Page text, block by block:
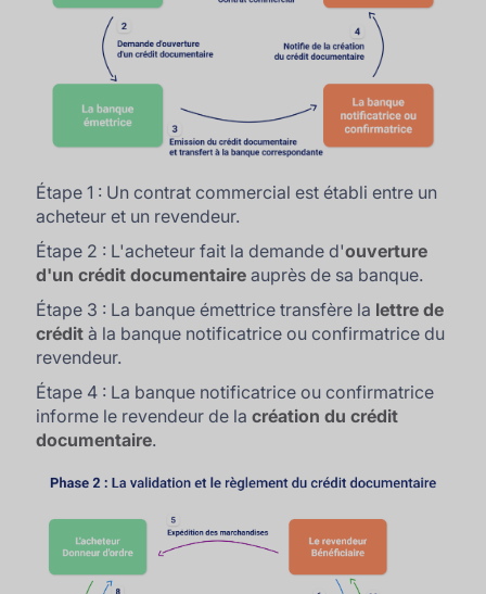
Étape 1 : Un contrat commercial est établi entre un
acheteur et un revendeur.
Étape 2 : L'acheteur fait la demande d'ouverture
d'un crédit documentaire auprès de sa banque.
Étape 3 : La banque émettrice transfère la lettre de
crédit à la banque notificatrice ou confirmatrice du
revendeur.
Étape 4 : La banque notificatrice ou confirmatrice
informe le revendeur de lacréation du crédit
documentaire.